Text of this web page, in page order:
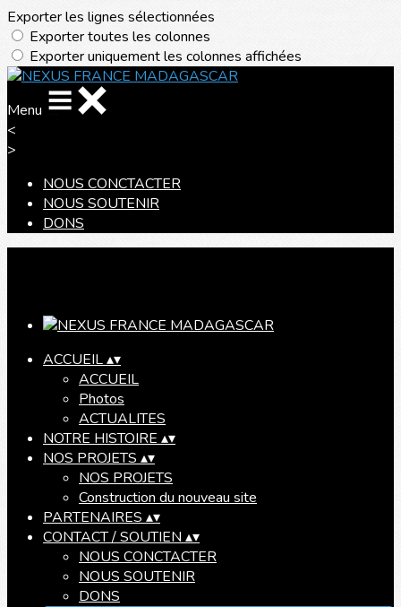
Exporter les lignes sélectionnées
Exporter toutes les colonnes
Exporter uniquement les colonnes affichées
Menu
<
>
NOUS CONCTACTER
NOUS SOUTENIR
DONS
ACCUEIL▴▾
ACCUEIL
Photos
ACTUALITES
NOTRE HISTOIRE ▴▾
NOS PROJETS ▴▾
NOS PROJETS
Construction du nouveau site
PARTENAIRES ▴▾
CONTACT / SOUTIEN ▴▾
NOUS CONCTACTER
NOUS SOUTENIR
DONS